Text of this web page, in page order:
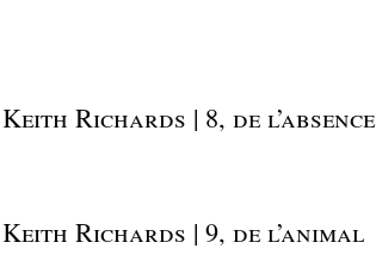
Richards | 8, de l’absence
Richards | 9, de l’animal